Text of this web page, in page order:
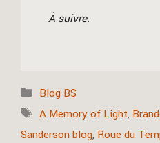
À suivre.
Catégories
Blog BS
Étiquettes
A Memory of Light,
Sanderson blog, Roue du